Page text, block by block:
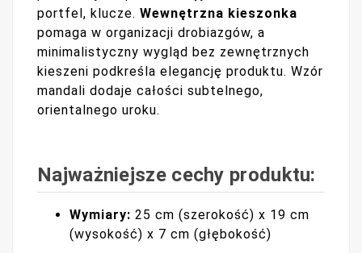
portfel, klucze. Wewnętrzna kieszonka
pomaga w organizacji drobiazgów, a
minimalistyczny wygląd bez zewnętrznych
kieszeni podkreśla elegancję produktu. Wzór
mandali dodaje całości subtelnego,
orientalnego uroku.
Najważniejsze cechy produktu:
Wymiary: 25 cm (szerokość) x 19 cm
(wysokość) x 7 cm (głębokość)